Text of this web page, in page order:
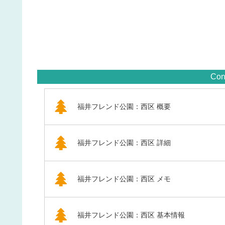
福井フレンド公園：西区 概要
福井フレンド公園：西区 詳細
福井フレンド公園：西区 メモ
福井フレンド公園：西区 基本情報